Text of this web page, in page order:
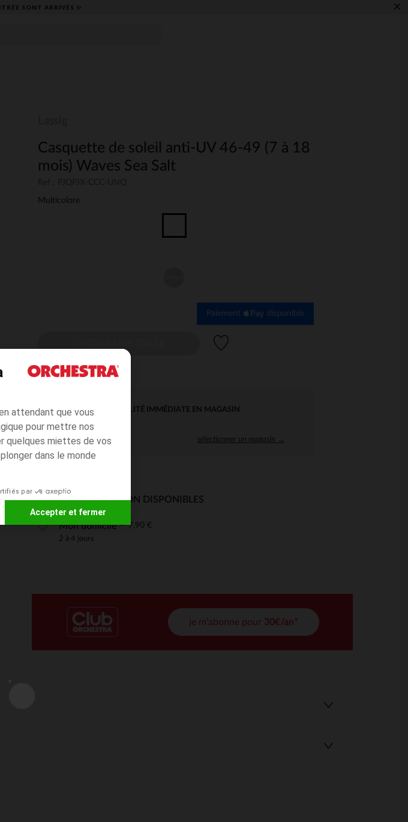
attendant que vous
pour mettre nos
quelques miettes de vos
dans le monde
par
Accepter et fermer
: Personnalisez vos Options
SONT ARRIVÉS ✨ ×
Casquette de soleil anti-UV 46-49 (7 à 18
mois) Waves Sea Salt
Multicolore
Paiement disponible
DISPONIBILITÉ IMMÉDIATE EN MAGASIN
sélectionner un magasin →
MODES DE LIVRAISON DISPONIBLES
Mon domicile 7,90 €
2 à 4 jours
je m'abonne pour 30€/an*